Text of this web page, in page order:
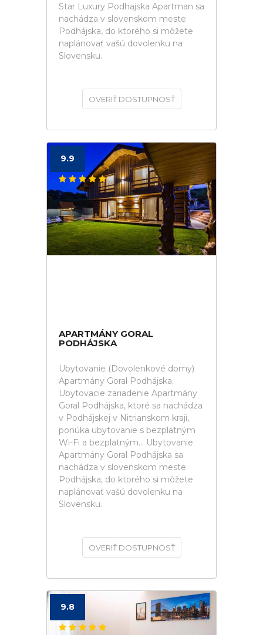
Star Luxury Podhajska Apartman sa
nachádza v slovenskom meste
Podhájska, do ktorého si môžete
naplánovať vašú dovolenku na
Slovensku.
OVERIŤ DOSTUPNOSŤ
9.9
APARTMÁNY GORAL
PODHÁJSKA
Ubytovanie (Dovolenkové domy)
Apartmány Goral Podhájska.
Ubytovacie zariadenie Apartmány
Goral Podhájska, ktoré sa nachádza
v Podhájskej v Nitrianskom kraji,
ponúka ubytovanie s bezplatným
Wi-Fi a bezplatným... Ubytovanie
Apartmány Goral Podhájska sa
nachádza v slovenskom meste
Podhájska, do ktorého si môžete
naplánovať vašú dovolenku na
Slovensku.
OVERIŤ DOSTUPNOSŤ
9.8